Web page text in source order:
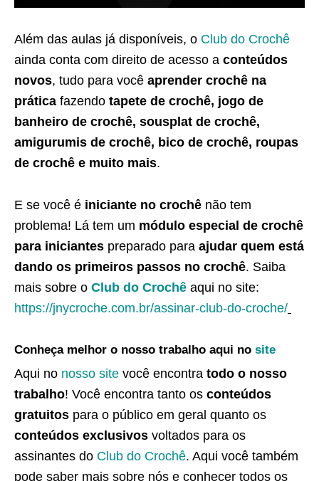
Além das aulas já disponíveis, o Club do Crochê
ainda conta com direito de acesso a conteúdos
novos, tudo para você aprender crochê na
prática fazendo tapete de crochê, jogo de
banheiro de crochê, sousplat de crochê,
amigurumis de crochê, bico de crochê, roupas
de crochê e muito mais.
E se você é iniciante no crochê não tem
problema! Lá tem um módulo especial de crochê
para iniciantes preparado para ajudar quem está
dando os primeiros passos no crochê. Saiba
mais sobre o Club do Crochê aqui no site:
https://jnycroche.com.br/assinar-club-do-croche/
Conheça melhor o nosso trabalho aqui no site
Aqui no nosso site você encontra todo o nosso
trabalho! Você encontra tanto os conteúdos
gratuitos para o público em geral quanto os
conteúdos exclusivos voltados para os
assinantes do Club do Crochê. Aqui você também
pode saber mais sobre nós e conhecer todos os